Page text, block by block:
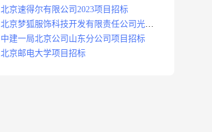
北京速得尔有限公司2023项目招标
北京梦狐服饰科技开发有限责任公司光绿
能项目招标公告
中建一局北京公司山东分公司项目招标
北京邮电大学项目招标